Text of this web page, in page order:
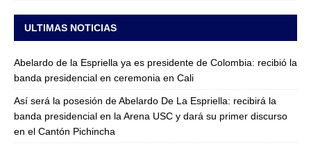
ULTIMAS NOTICIAS
Abelardo de la Espriella ya es presidente de Colombia: recibió la
banda presidencial en ceremonia en Cali
Así será la posesión de Abelardo De La Espriella: recibirá la
banda presidencial en la Arena USC y dará su primer discurso
en el Cantón Pichincha